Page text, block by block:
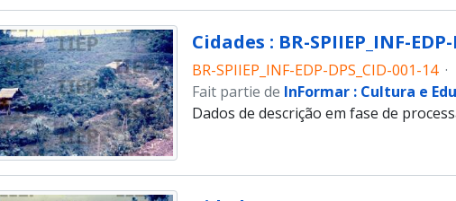
Cidades : BR-SPIIEP_INF-
BR-SPIIEP_INF-EDP-DPS_CID-001-14 ·
Fait partie de InFormar : Cultura e
Dados de descrição em fase de